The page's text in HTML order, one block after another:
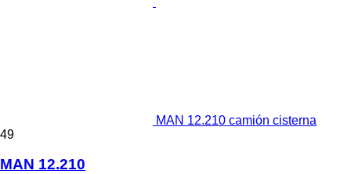
MAN 12.210 camión cisterna
49
MAN 12.210